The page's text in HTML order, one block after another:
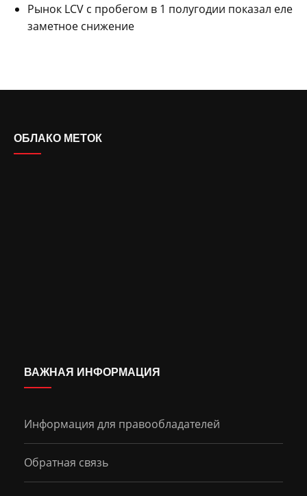
Рынок LCV с пробегом в 1 полугодии показал еле
заметное снижение
ОБЛАКО МЕТОК
ВАЖНАЯ ИНФОРМАЦИЯ
Информация для правообладателей
Обратная связь